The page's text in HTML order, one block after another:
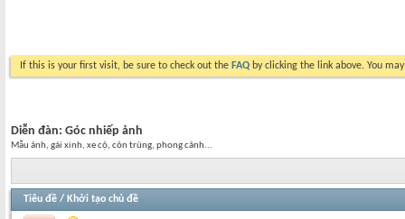
If this is your first visit, be sure to check out the FAQ by clicking the link above. You
Diễn đàn: Góc nhiếp ảnh
Mẫu ảnh, gái xinh, xe cộ, côn trùng, phong cảnh...
Tiêu đề / Khởi tạo chủ đề